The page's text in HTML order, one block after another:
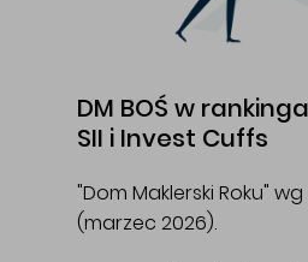
DM BOŚ w
SII i Invest Cuffs
"Dom Maklerski Roku"
(marzec 2026).